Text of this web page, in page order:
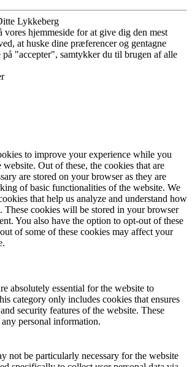
Lykkeberg
vores hjemmeside for at give dig den mest
at huske dine præferencer og gentagne
"accepter", samtykker du til brugen af alle
to improve your experience while you
Out of these, the cookies that are
are stored on your browser as they are
of basic functionalities of the website. We
that help us analyze and understand how
These cookies will be stored in your browser
You also have the option to opt-out of these
of some of these cookies may affect your
absolutely essential for the website to
category only includes cookies that ensures
security features of the website. These
personal information.
not be particularly necessary for the website